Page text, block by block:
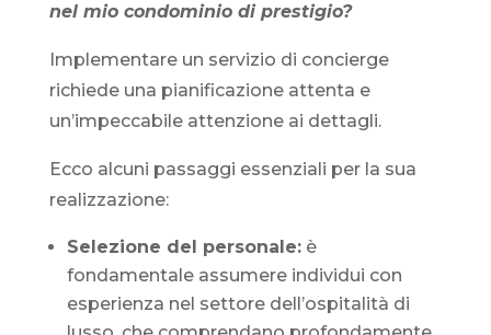
nel mio condominio di prestigio?
Implementare un servizio di concierge
richiede una pianificazione attenta e
un’impeccabile attenzione ai dettagli.
Ecco alcuni passaggi essenziali per la sua
realizzazione:
Selezione del personale:è
fondamentale assumere individui con
esperienza nel settore dell’ospitalità di